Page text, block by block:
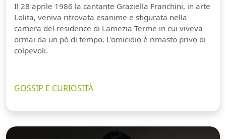
Il 28 aprile 1986 la cantante Graziella Franchini, in arte
Lolita, veniva ritrovata esanime e sfigurata nella
camera del residence di Lamezia Terme in cui viveva
ormai da un pò di tempo. L'omicidio è rimasto privo di
colpevoli.
GOSSIP E CURIOSITÀ